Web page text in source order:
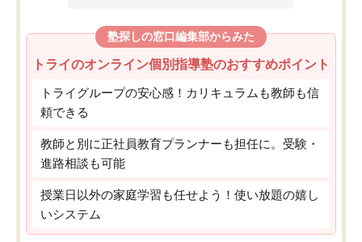
塾探しの窓口編集部からみた
トライのオンライン個別指導塾のおすすめポイント
トライグループの安心感！カリキュラムも教師も信
頼できる
教師と別に正社員教育プランナーも担任に。受験・
進路相談も可能
授業日以外の家庭学習も任せよう！使い放題の嬉し
いシステム